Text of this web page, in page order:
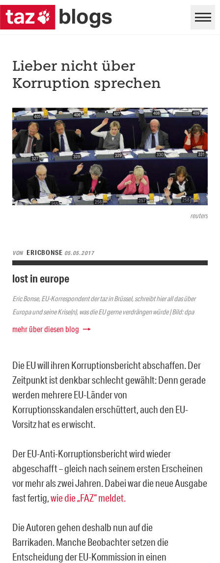
reuters
Lieber nicht über
Korruption sprechen
VON ERICBONSE 05.05.2017
lost in europe
Eric Bonse, EU-Korrespondent der taz in Brüssel, schreibt hier all das über
Europa und seine Krise(n), was die EU gerne verdrängen würde | Bild: dpa
mehr über diesen blog
Die EU will ihren Korruptionsbericht abschaffen. Der
Zeitpunkt ist denkbar schlecht gewählt: Denn gerade
werden mehrere EU-Länder von
Korruptionsskandalen erschüttert, auch den EU-
Vorsitz hat es erwischt.
Der EU-Anti-Korruptionsbericht wird wieder
abgeschafft – gleich nach seinem ersten Erscheinen
vor mehr als zwei Jahren. Dabei war die neue Ausgabe
fast fertig,wie die „FAZ“ meldet.
Die Autoren gehen deshalb nun auf die
Barrikaden. Manche Beobachter setzen die
Entscheidung der EU-Kommission in einen